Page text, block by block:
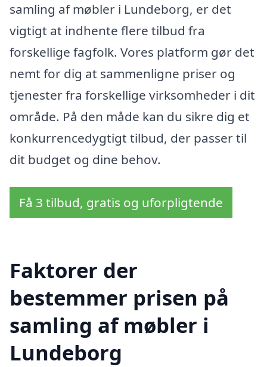
samling af møbler i Lundeborg, er det
vigtigt at indhente flere tilbud fra
forskellige fagfolk. Vores platform gør det
nemt for dig at sammenligne priser og
tjenester fra forskellige virksomheder i dit
område. På den måde kan du sikre dig et
konkurrencedygtigt tilbud, der passer til
dit budget og dine behov.
Få 3 tilbud, gratis og uforpligtende
Faktorer der
bestemmer prisen på
samling af møbler i
Lundeborg